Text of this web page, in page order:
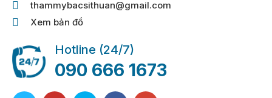
thammybacsithuan@gmail.com
Xem bản đồ
Hotline (24/7)
090 666 1673